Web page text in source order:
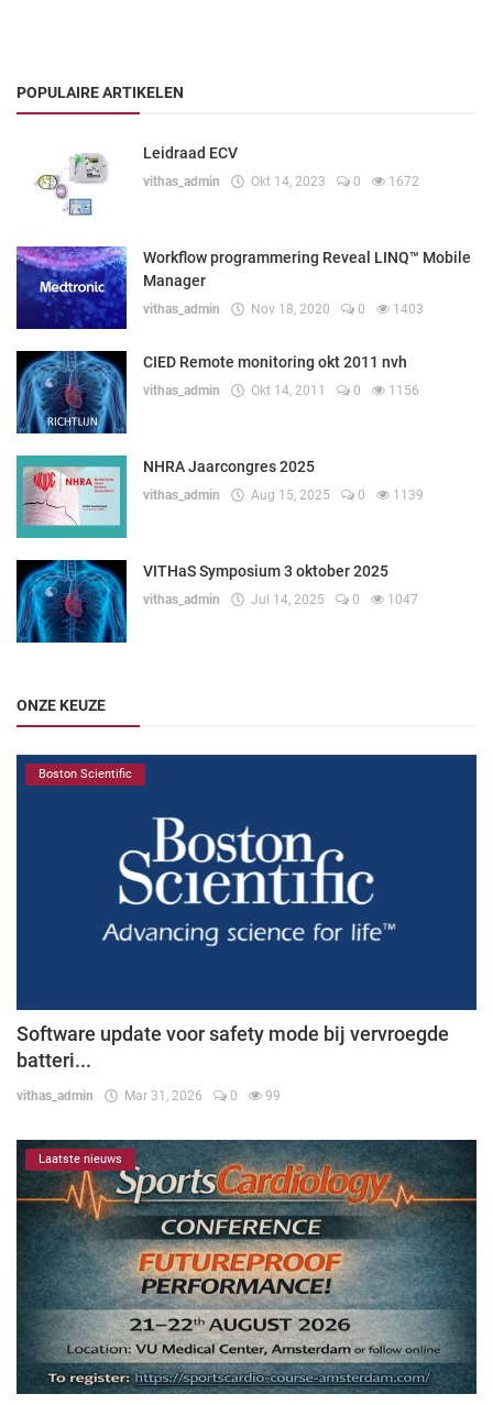
POPULAIRE ARTIKELEN
Leidraad ECV
vithas_admin Okt 14, 2023 0 1672
Workflow programmering Reveal LINQ™ Mobile
Manager
vithas_admin Nov 18, 2020 0 1403
CIED Remote monitoring okt 2011 nvh
vithas_admin Okt 14, 2011 0 1156
NHRA Jaarcongres 2025
vithas_admin Aug 15, 2025 0 1139
VITHaS Symposium 3 oktober 2025
vithas_admin Jul 14, 2025 0 1047
ONZE KEUZE
Boston Scientific
Software update voor safety mode bij vervroegde
batteri...
vithas_admin Mar 31, 2026 0 99
Laatste nieuws